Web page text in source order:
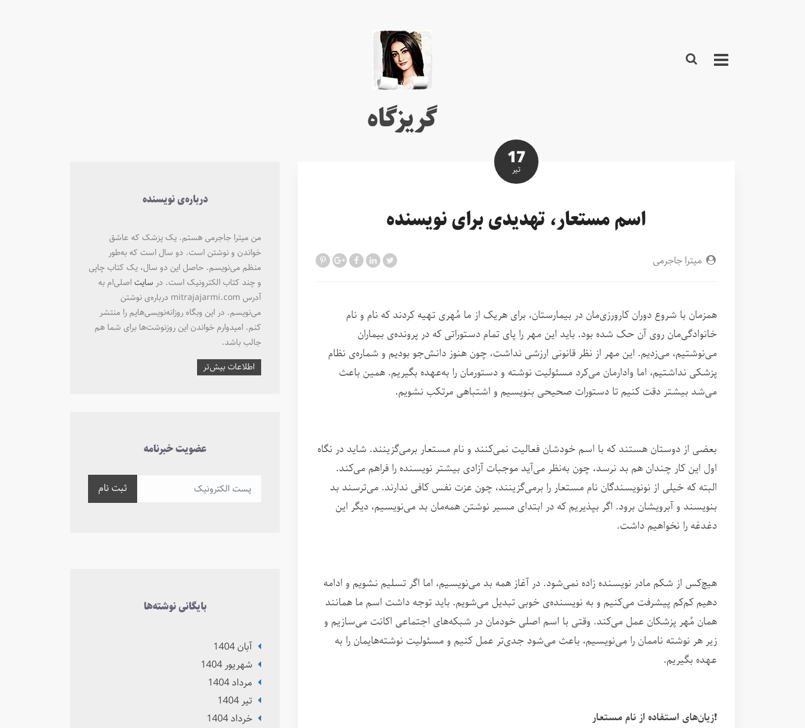
گریزگاه
17
تير
اسم مستعار، تهدیدی برای نویسنده
میترا جاجرمی
همزمان با شروع دوران کارورزی‌مان در بیمارستان، برای هریک از ما مُهری تهیه کردند که نام و نام
خانوادگی‌مان روی آن حک شده بود. باید این مهر را پای تمام دستوراتی که در پرونده‌ی بیماران
می‌نوشتیم، می‌زدیم. این مهر از نظر قانونی ارزشی نداشت، چون هنوز دانش‌جو بودیم و شماره‌ی نظام
پزشکی نداشتیم، اما وادارمان می‌کرد مسئولیت نوشته و دستورمان را به‌عهده بگیریم. همین باعث
می‌شد بیشتر دقت کنیم تا دستورات صحیحی بنویسیم و اشتباهی مرتکب نشویم.
بعضی از دوستان هستند که با اسم خودشان فعالیت نمی‌کنند و نام مستعار برمی‌گزینند. شاید در نگاه
اول این کار چندان هم بد نرسد، چون به‌نظر می‌آید موجبات آزادی بیشتر نویسنده را فراهم می‌کند.
البته که خیلی از نونویسندگان نام مستعار را برمی‌گزینند، چون عزت نفس کافی ندارند. می‌ترسند بد
بنویسند و آبرویشان برود. اگر بپذیریم که در ابتدای مسیر نوشتن همه‌مان بد می‌نویسیم، دیگر این
دغدغه را نخواهیم داشت.
هیچ‌کس از شکم مادر نویسنده زاده نمی‌شود. در آغاز همه بد می‌نویسیم، اما اگر تسلیم نشویم و ادامه
دهیم کم‌کم پیشرفت می‌کنیم و به نویسنده‌ی خوبی تبدیل می‌شویم. باید توجه داشت اسم ما همانند
همان مُهر پزشکان عمل می‌کند. وقتی با اسم اصلی خودمان در شبکه‌های اجتماعی اکانت می‌سازیم و
زیر هر نوشته ناممان را می‌نویسیم، باعث می‌شود جدی‌تر عمل کنیم و مسئولیت نوشته‌هایمان را به
عهده بگیریم.
❗️زیان‌های استفاده از نام مستعار
درباره‌ی نویسنده
من میترا جاجرمی هستم. یک پزشک که عاشق
خواندن و نوشتن است. دو سال است که به‌طور
منظم می‌نویسم. حاصل این دو سال، یک کتاب چاپی
و چند کتاب الکترونیک است. در سایتاصلی‌ام به
آدرس mitrajajarmi.com درباره‌ی نوشتن
می‌نویسم. در این وبگاه روزانه‌نویسی‌هایم را منتشر
کنم. امیدوارم خواندن این روزنوشت‌ها برای شما هم
جالب باشد.
اطلاعات بیش‌تر
عضویت خبرنامه
ثبت نام
بایگانی نوشته‌ها
آبان 1404
شهریور 1404
مرداد 1404
تير 1404
خرداد 1404